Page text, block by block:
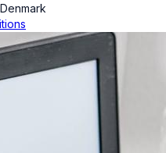
Denmark